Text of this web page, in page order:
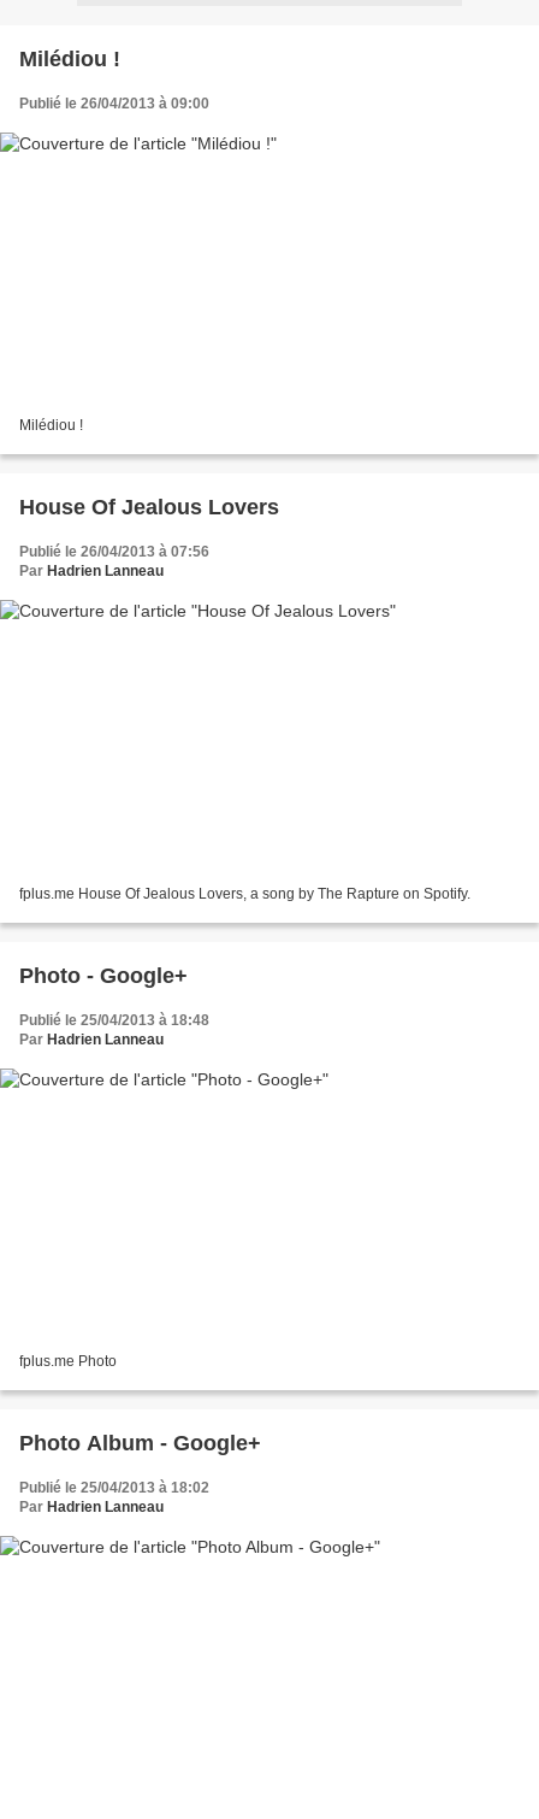
Milédiou !
Publié le 26/04/2013 à 09:00
Milédiou !
House Of Jealous Lovers
Publié le 26/04/2013 à 07:56
Par Hadrien Lanneau
fplus.me House Of Jealous Lovers, a song by The Rapture on Spotify.
Photo - Google+
Publié le 25/04/2013 à 18:48
Par Hadrien Lanneau
fplus.me Photo
Photo Album - Google+
Publié le 25/04/2013 à 18:02
Par Hadrien Lanneau